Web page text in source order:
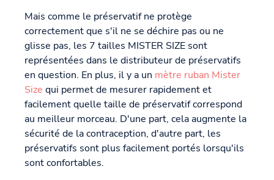
Mais comme le préservatif ne protège
correctement que s'il ne se déchire pas ou ne
glisse pas, les 7 tailles MISTER SIZE sont
représentées dans le distributeur de préservatifs
en question. En plus, il y a un mètre ruban Mister
Size qui permet de mesurer rapidement et
facilement quelle taille de préservatif correspond
au meilleur morceau. D'une part, cela augmente la
sécurité de la contraception, d'autre part, les
préservatifs sont plus facilement portés lorsqu'ils
sont confortables.